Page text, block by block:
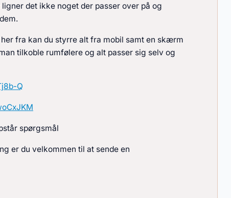
det ikke noget der passer over på og
fra kan du styrre alt fra mobil samt en skærm
tilkoble rumfølere og alt passer sig selv og
Q
spørgsmål
er du velkommen til at sende en